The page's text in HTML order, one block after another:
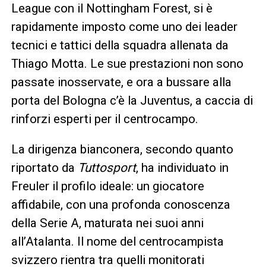
League con il Nottingham Forest, si è
rapidamente imposto come uno dei leader
tecnici e tattici della squadra allenata da
Thiago Motta. Le sue prestazioni non sono
passate inosservate, e ora a bussare alla
porta del Bologna c’è la Juventus, a caccia di
rinforzi esperti per il centrocampo.
La dirigenza bianconera, secondo quanto
riportato da Tuttosport, ha individuato in
Freuler il profilo ideale: un giocatore
affidabile, con una profonda conoscenza
della Serie A, maturata nei suoi anni
all’Atalanta. Il nome del centrocampista
svizzero rientra tra quelli monitorati